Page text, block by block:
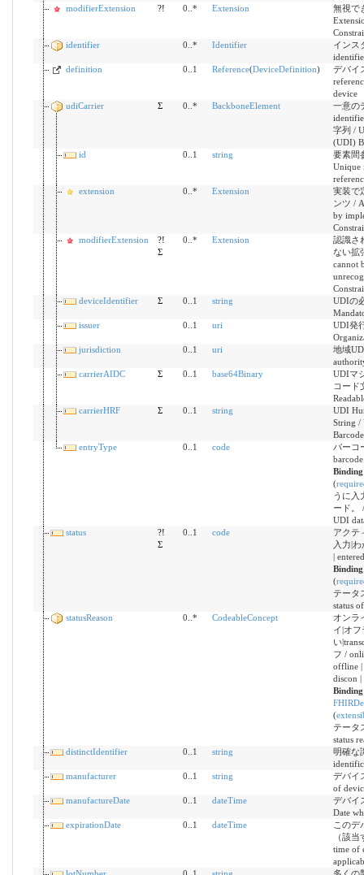
modifierExtension
?! 0..* Extension
無視で
identifier
0..* Identifier
インス
definition
0..1 Reference(DeviceDefinition)
デバイ
device
udiCarrier
Σ 0..* BackboneElement
一意の
字列 /
(UDI)
id
0..1 string
要素間
Unique
extension
0..* Extension
実装で
ンツ /
by
modifierExtension
?!
Σ
0..* Extension
認識さ
ない拡
cannot
deviceIdentifier
Σ 0..1 string
UDIの
issuer
0..1 uri
UDI発
jurisdiction
0..1 uri
地域
carrierAIDC
Σ 0..1 base64Binary
UDIマ
コード
carrierHRF
Σ 0..1 string
UDI
String /
entryType
0..1 code
バーコ
(
うに入
ード。
UDI
status
?!
Σ
0..1 code
アクテ
入力|
|
(
テータ
status
statusReason
0..* CodeableConcept
オンラ
イ|オ
い
フ /
offline |
discon
(
テータ
status
distinctIdentifier
0..1 string
明確な
manufacturer
0..1 string
デバイ
of
manufactureDate
0..1 dateTime
デバイ
Date
expirationDate
0..1 dateTime
このデ
（該
time of
lotNumber
0..1 string 多くの